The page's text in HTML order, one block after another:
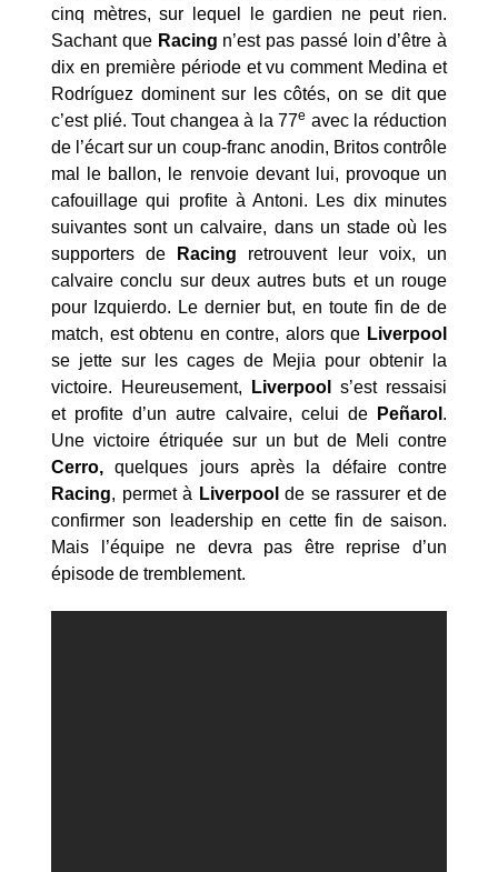
cinq mètres, sur lequel le gardien ne peut rien.
Sachant que Racing n’est pas passé loin d’être à
dix en première période et vu comment Medina et
Rodríguez dominent sur les côtés, on se dit que
c’est plié. Tout changea à la 77e avec la réduction
de l’écart sur un coup-franc anodin, Britos contrôle
mal le ballon, le renvoie devant lui, provoque un
cafouillage qui profite à Antoni. Les dix minutes
suivantes sont un calvaire, dans un stade où les
supporters de
Racing retrouvent leur voix, un
calvaire conclu sur deux autres buts et un rouge
pour Izquierdo. Le dernier but, en toute fin de de
match, est obtenu en contre, alors que Liverpool
se jette sur les cages de Mejia pour obtenir la
victoire. Heureusement,
Liverpool s’est ressaisi
et profite d’un autre calvaire, celui de
Peñarol .
Une victoire étriquée sur un but de Meli contre
Cerro,quelques jours après la défaire contre
Racing, permet à Liverpool de se rassurer et de
confirmer son leadership en cette fin de saison.
Mais l’équipe ne devra pas être reprise d’un
épisode de tremblement.